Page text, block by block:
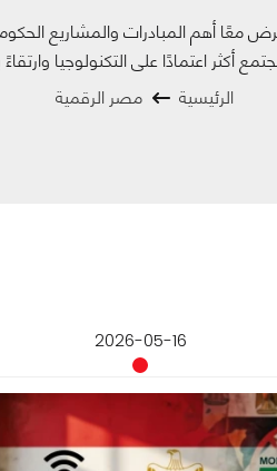
أهم المبادرات والمشاريع
أكثر اعتمادًا على التكنولوجيا
الرئيسية
مصر الرقمية
2026-05-16